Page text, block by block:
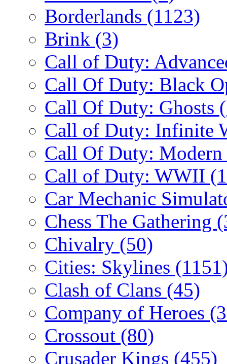
Borderlands (1123)
Brink (3)
Call of Duty:
Call Of Duty: Black
Call Of Duty: Ghosts
Call of Duty: Infinite
Call Of Duty:
Call of Duty: WWII
Car Mechanic
Chess The Gathering
Chivalry (50)
Cities: Skylines
Clash of Clans (45)
Company of Heroes
Crossout (80)
Crusader Kings (455)